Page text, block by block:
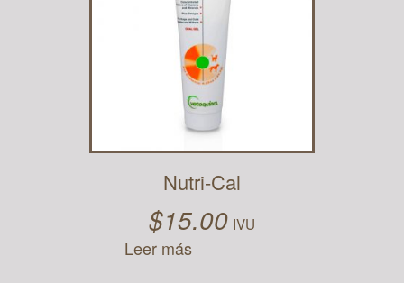
Nutri-Cal
$15.00 IVU
Leer más